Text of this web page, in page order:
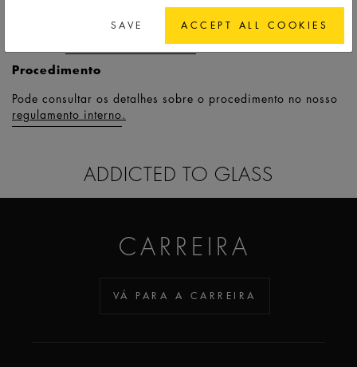
Encontrará informações sobre o tratamento dos seus dados
política de privacidade.
Procedimento
Pode consultar os detalhes sobre o procedimento no nosso
regulamento interno.
ADDICTED TO GLASS
CARREIRA
VÁ PARA A CARREIRA
SAVE ACCEPT ALL COOKIES